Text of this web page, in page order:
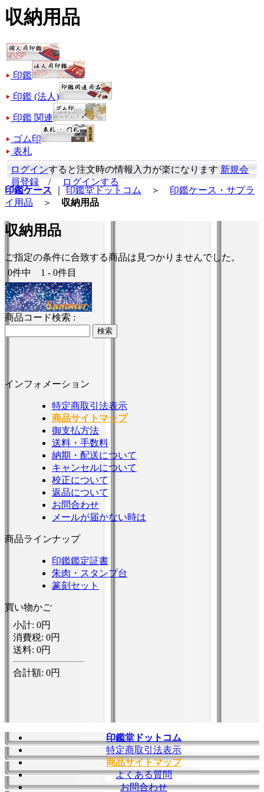
収納用品
印鑑
印鑑 (法人)
印鑑 関連
ゴム印
表札
ログインすると注文時の情報入力が楽になります新規会
員登録 /
ログインする
印鑑ケース
印鑑堂ドットコム ＞ 印鑑ケース・サプラ
イ用品 ＞ 収納用品
収納用品
ご指定の条件に合致する商品は見つかりませんでした。
0件中 1 - 0件目
商品コード検索 :
インフォメーション
特定商取引法表示
商品サイトマップ
御支払方法
送料・手数料
納期・配送について
キャンセルについて
校正について
返品について
お問合わせ
メールが届かない時は
商品ラインナップ
印鑑鑑定証書
朱肉・スタンプ台
篆刻セット
買い物かご
印鑑堂ドットコム
特定商取引法表示
商品サイトマップ
よくある質問
お問合わせ